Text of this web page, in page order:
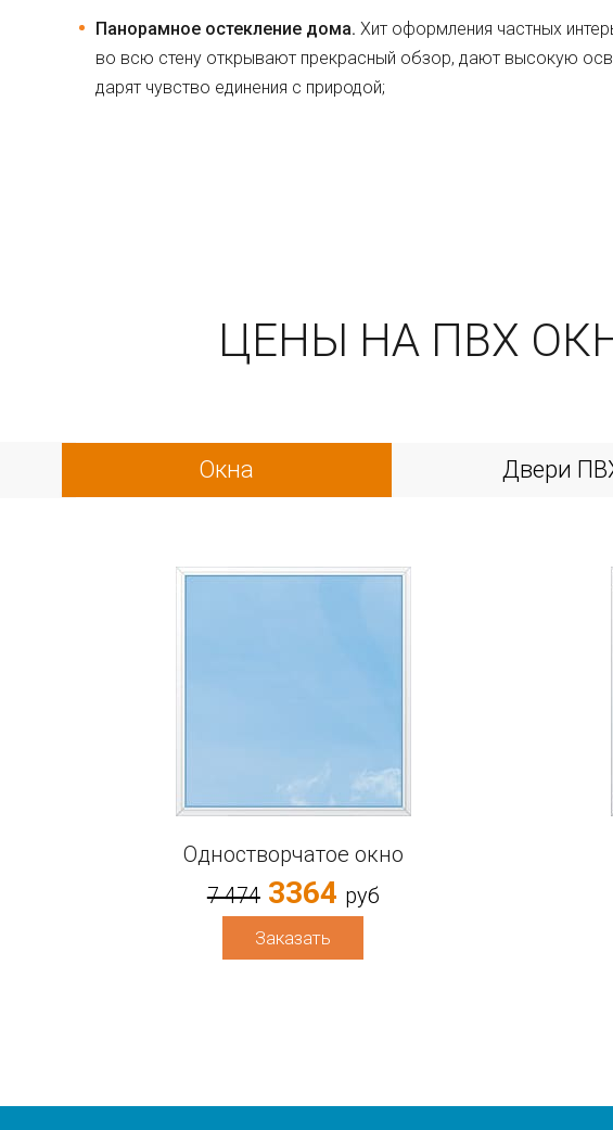
Панорамное остекление дома. Хит оформления частных
во всю стену открывают прекрасный обзор, дают высокую
дарят чувство единения с природой;
ЦЕНЫ НА ПВХ
Окна Двери
Одностворчатое окно
7 4743364 руб
Заказать